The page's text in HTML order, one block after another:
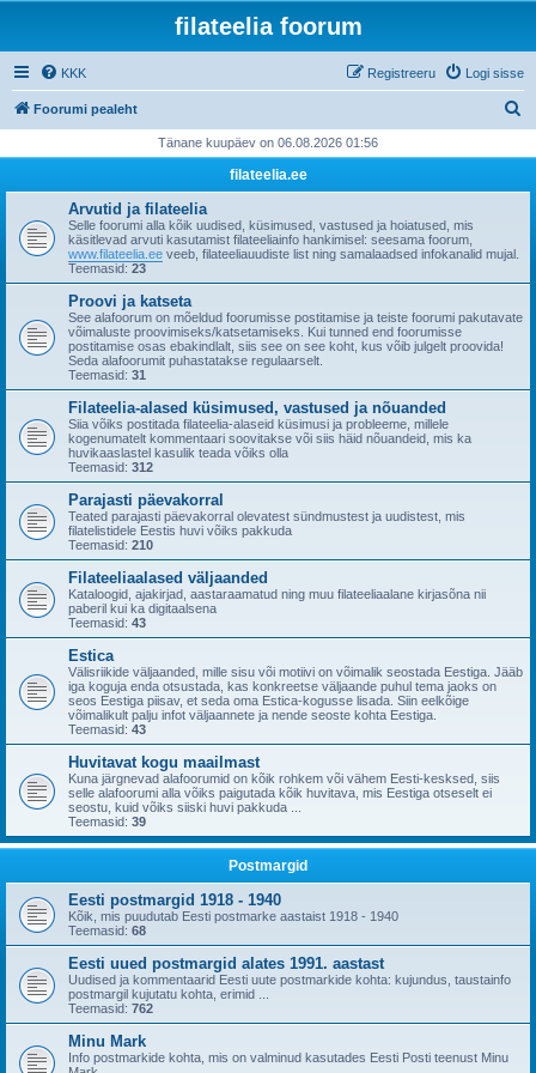
filateelia foorum
KKK Logi sisse
Registreeru
Foorumi pealeht
i
Tänane kuupäev on 06.08.2026 01:56
filateelia.ee
Arvutid ja filateelia
Selle foorumi alla kõik uudised, küsimused, vastused ja hoiatused, mis
käsitlevad arvuti kasutamist filateeliainfo hankimisel: seesama foorum,
www.filateelia.ee veeb, filateeliauudiste list ning samalaadsed infokanalid mujal.
Teemasid: 23
Proovi ja katseta
See alafoorum on mõeldud foorumisse postitamise ja teiste foorumi pakutavate
võimaluste proovimiseks/katsetamiseks. Kui tunned end foorumisse
postitamise osas ebakindlalt, siis see on see koht, kus võib julgelt proovida!
Seda alafoorumit puhastatakse regulaarselt.
Teemasid: 31
Filateelia-alased küsimused, vastused ja nõuanded
Siia võiks postitada filateelia-alaseid küsimusi ja probleeme, millele
kogenumatelt kommentaari soovitakse või siis häid nõuandeid, mis ka
huvikaaslastel kasulik teada võiks olla
Teemasid: 312
Parajasti päevakorral
Teated parajasti päevakorral olevatest sündmustest ja uudistest, mis
filatelistidele Eestis huvi võiks pakkuda
Teemasid: 210
Filateeliaalased väljaanded
Kataloogid, ajakirjad, aastaraamatud ning muu filateeliaalane kirjasõna nii
paberil kui ka digitaalsena
Teemasid: 43
Estica
Välisriikide väljaanded, mille sisu või motiivi on võimalik seostada Eestiga. Jääb
iga koguja enda otsustada, kas konkreetse väljaande puhul tema jaoks on
seos Eestiga piisav, et seda oma Estica-kogusse lisada. Siin eelkõige
võimalikult palju infot väljaannete ja nende seoste kohta Eestiga.
Teemasid: 43
Huvitavat kogu maailmast
Kuna järgnevad alafoorumid on kõik rohkem või vähem Eesti-kesksed, siis
selle alafoorumi alla võiks paigutada kõik huvitava, mis Eestiga otseselt ei
seostu, kuid võiks siiski huvi pakkuda ...
Teemasid: 39
Postmargid
Eesti postmargid 1918 - 1940
Kõik, mis puudutab Eesti postmarke aastaist 1918 - 1940
Teemasid: 68
Eesti uued postmargid alates 1991. aastast
Uudised ja kommentaarid Eesti uute postmarkide kohta: kujundus, taustainfo
postmargil kujutatu kohta, erimid ...
Teemasid: 762
Minu Mark
Info postmarkide kohta, mis on valminud kasutades Eesti Posti teenust Minu